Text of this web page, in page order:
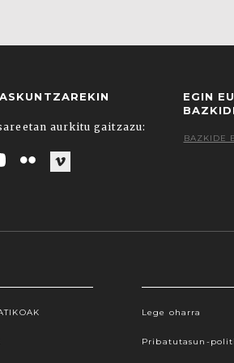
aurkitu gaitzazu:
EGIN
BAZKIDE
Lege oharra
Pribatutasun-
cookieak erabiltzen ditu,
Cookie batzuk blokeatu nahi